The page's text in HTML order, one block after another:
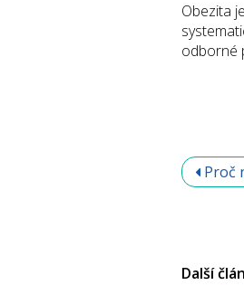
Obezita
odborné
Proč
Další